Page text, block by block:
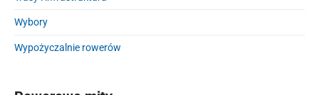
Wybory
Wypożyczalnie rowerów